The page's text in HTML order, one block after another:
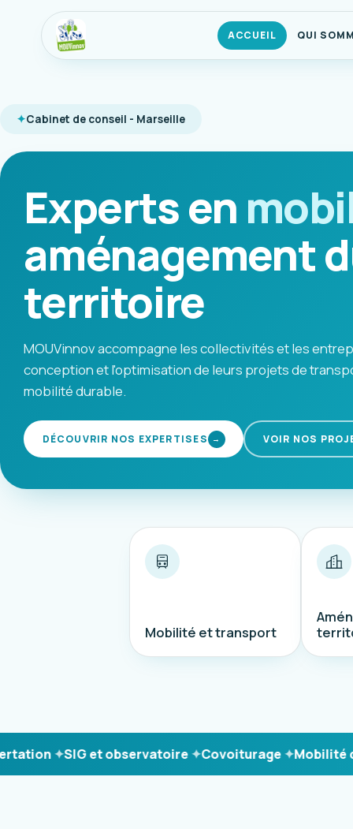
ACCUEIL QUI
Cabinet de conseil - Marseille
Experts en
aménagement
territoire
MOUVinnov accompagne les collectivités et les
conception et l'optimisation de leurs projets de
mobilité durable.
DÉCOUVRIR NOS EXPERTISES → VOIR NOS
Mobilité et transport
SIG et observatoire Covoiturage Mobilité